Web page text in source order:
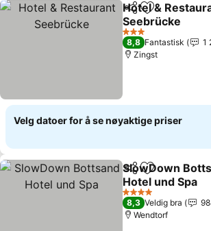
Del Legg til i
Hotel &
Seebrücke
3 Stjerner
8,8 Fantastisk
1
Zingst
Velg datoer for å se nøyaktige priser
Del Legg til i
SlowDown
Hotel und Spa
4 Stjerner
8,3 Veldig bra
Wendtorf